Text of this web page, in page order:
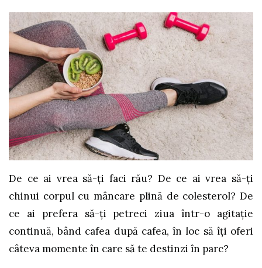
De ce ai vrea să-ți faci rău? De ce ai vrea să-ți
chinui corpul cu mâncare plină de colesterol? De
ce ai prefera să-ți petreci ziua într-o agitație
continuă, bând cafea după cafea, în loc să îți oferi
câteva momente în care să te destinzi în parc?